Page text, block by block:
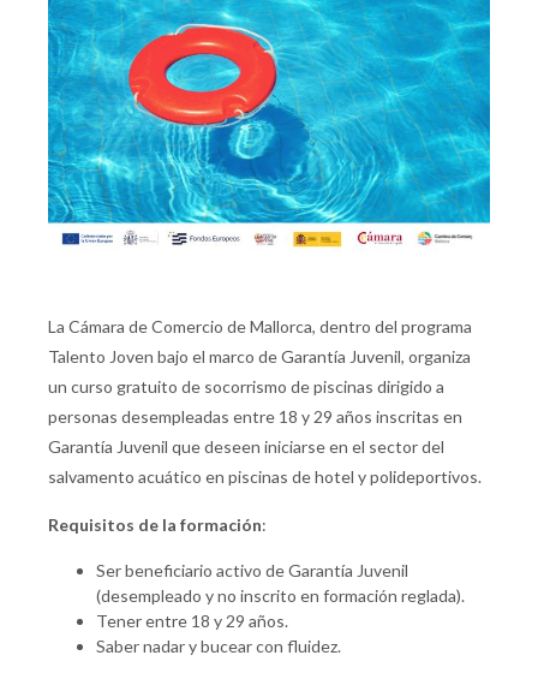
La Cámara de Comercio de Mallorca, dentro del programa
Talento Joven bajo el marco de Garantía Juvenil, organiza
un curso gratuito de socorrismo de piscinas dirigido a
personas desempleadas entre 18 y 29 años inscritas en
Garantía Juvenil que deseen iniciarse en el sector del
salvamento acuático en piscinas de hotel y polideportivos.
Requisitos de la formación:
Ser beneficiario activo de Garantía Juvenil
(desempleado y no inscrito en formación reglada).
Tener entre 18 y 29 años.
Saber nadar y bucear con fluidez.